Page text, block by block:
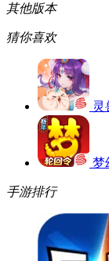
其他版本
猜你喜欢
灵
梦
手游排行